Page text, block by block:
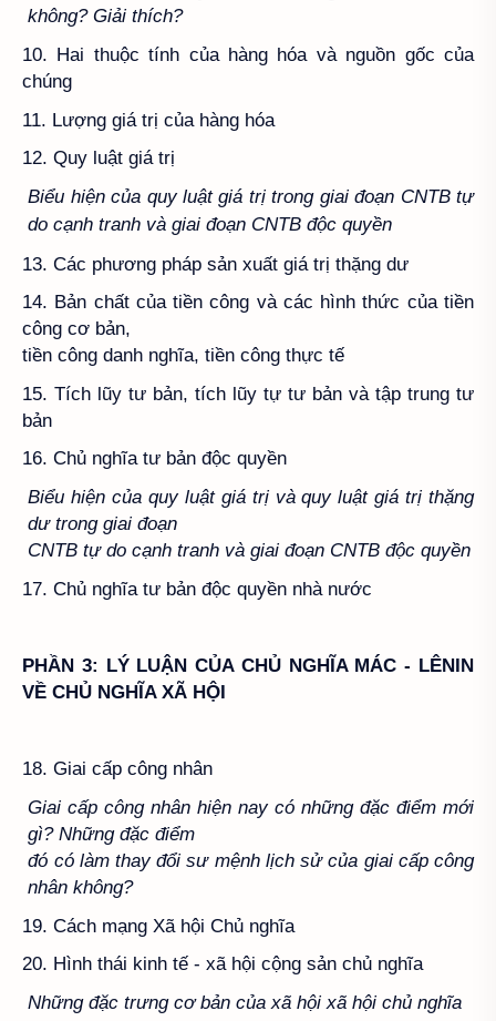
không? Giải thích?
10. Hai thuộc tính của hàng hóa và nguồn gốc của
chúng
11. Lượng giá trị của hàng hóa
12. Quy luật giá trị
Biểu hiện của quy luật giá trị trong giai đoạn CNTB tự
do cạnh tranh và giai đoạn CNTB độc quyền
13. Các phương pháp sản xuất giá trị thặng dư
14. Bản chất của tiền công và các hình thức của tiền
công cơ bản,
tiền công danh nghĩa, tiền công thực tế
15. Tích lũy tư bản, tích lũy tự tư bản và tập trung tư
bản
16. Chủ nghĩa tư bản độc quyền
Biểu hiện của quy luật giá trị và quy luật giá trị thặng
dư trong giai đoạn
CNTB tự do cạnh tranh và giai đoạn CNTB độc quyền
17. Chủ nghĩa tư bản độc quyền nhà nước
PHẦN 3: LÝ LUẬN CỦA CHỦ NGHĨA MÁC - LÊNIN
VỀ CHỦ NGHĨA XÃ HỘI
18. Giai cấp công nhân
Giai cấp công nhân hiện nay có những đặc điểm mới
gì? Những đặc điểm
đó có làm thay đổi sư mệnh lịch sử của giai cấp công
nhân không?
19. Cách mạng Xã hội Chủ nghĩa
20. Hình thái kinh tế - xã hội cộng sản chủ nghĩa
Những đặc trưng cơ bản của xã hội xã hội chủ nghĩa